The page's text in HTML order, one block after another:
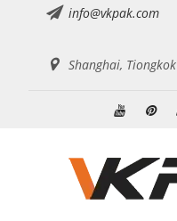
info@vkpak.com
Shanghai, Tiongkok